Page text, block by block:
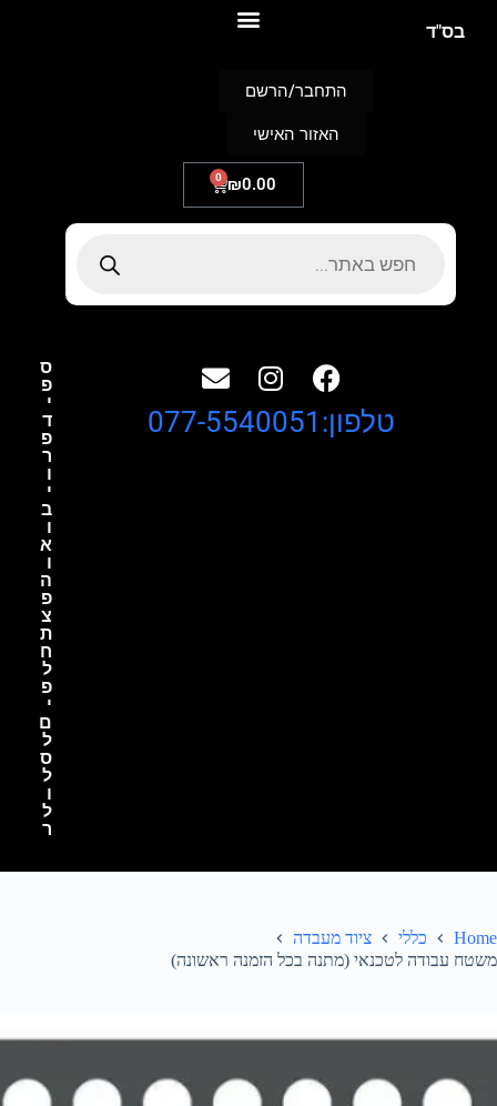
בס"ד
₪0.00
0
התחבר/הרשם
האזור האישי
ס
פ
י
ד
פ
ר
ו
י
ב
ו
א
ו
ה
פ
צ
ת
ח
ל
פ
י
ם
ל
ס
ל
ו
ל
ר
טלפון:077-5540051
Home כללי
ציוד מעבדה
משטח עבודה לטכנאי (מתנה בכל הזמנה ראשונה)